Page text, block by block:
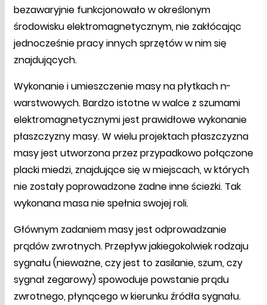
bezawaryjnie funkcjonowało w określonym
środowisku elektromagnetycznym, nie zakłócając
jednocześnie pracy innych sprzętów w nim się
znajdujących.
Wykonanie i umieszczenie masy na płytkach n-
warstwowych. Bardzo istotne w walce z szumami
elektromagnetycznymi jest prawidłowe wykonanie
płaszczyzny masy. W wielu projektach płaszczyzna
masy jest utworzona przez przypadkowo połączone
placki miedzi, znajdujące się w miejscach, w których
nie zostały poprowadzone żadne inne ścieżki. Tak
wykonana masa nie spełnia swojej roli.
Głównym zadaniem masy jest odprowadzanie
prądów zwrotnych. Przepływ jakiegokolwiek rodzaju
sygnału (nieważne, czy jest to zasilanie, szum, czy
sygnał zegarowy) spowoduje powstanie prądu
zwrotnego, płynącego w kierunku źródła sygnału.